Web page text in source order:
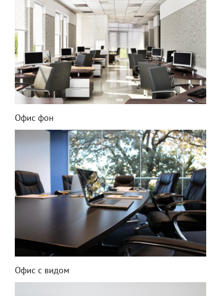
Офис фон
Офис с видом